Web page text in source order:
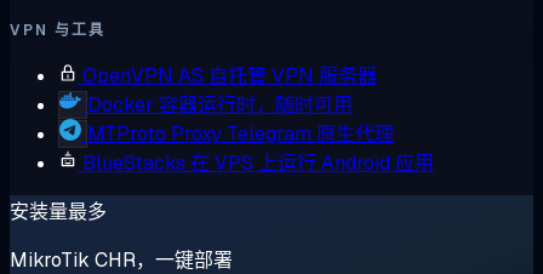
VPN 与工具
OpenVPN AS 自托管 VPN 服务器
Docker 容器运行时，随时可用
MTProto Proxy Telegram 原生代理
BlueStacks 在 VPS 上运行 Android 应用
安装量最多
MikroTik CHR，一键部署